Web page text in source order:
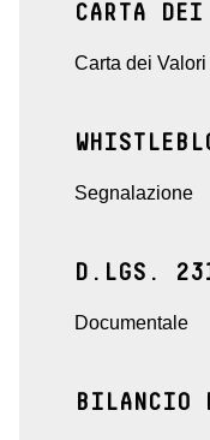
CARTA
Carta dei Valori
Segnalazione
D.LGS.
Documentale
BILANCIO